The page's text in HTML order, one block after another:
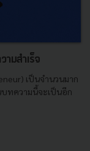
ามสำเร็จ
เป็นจำนวนมาก
บทความนี้จะเป็นอีก